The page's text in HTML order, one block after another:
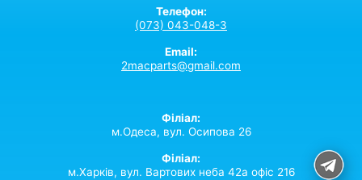
Телефон:
(073) 043-048-3
Email:
2macparts@gmail.com
Філіал:
м.Одеса, вул. Осипова 26
Філіал:
м.Харків, вул. Вартових неба 42а офіс 216